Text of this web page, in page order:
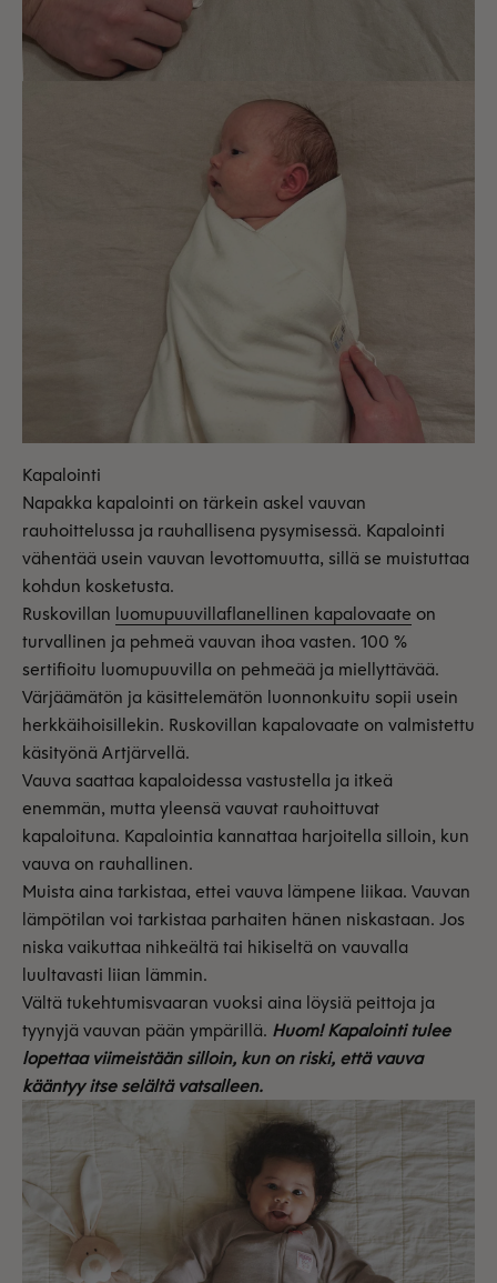
Kapalointi
Napakka kapalointi on tärkein askel vauvan
rauhoittelussa ja rauhallisena pysymisessä. Kapalointi
vähentää usein vauvan levottomuutta, sillä se muistuttaa
kohdun kosketusta.
Ruskovillan luomupuuvillaflanellinen kapalovaate on
turvallinen ja pehmeä vauvan ihoa vasten. 100 %
sertifioitu luomupuuvilla on pehmeää ja miellyttävää.
Värjäämätön ja käsittelemätön luonnonkuitu sopii usein
herkkäihoisillekin. Ruskovillan kapalovaate on valmistettu
käsityönä Artjärvellä.
Vauva saattaa kapaloidessa vastustella ja itkeä
enemmän, mutta yleensä vauvat rauhoittuvat
kapaloituna. Kapalointia kannattaa harjoitella silloin, kun
vauva on rauhallinen.
Muista aina tarkistaa, ettei vauva lämpene liikaa. Vauvan
lämpötilan voi tarkistaa parhaiten hänen niskastaan. Jos
niska vaikuttaa nihkeältä tai hikiseltä on vauvalla
luultavasti liian lämmin.
Vältä tukehtumisvaaran vuoksi aina löysiä peittoja ja
tyynyjä vauvan pään ympärillä. Huom! Kapalointi tulee
lopettaa viimeistään silloin, kun on riski, että vauva
kääntyy itse selältä vatsalleen.